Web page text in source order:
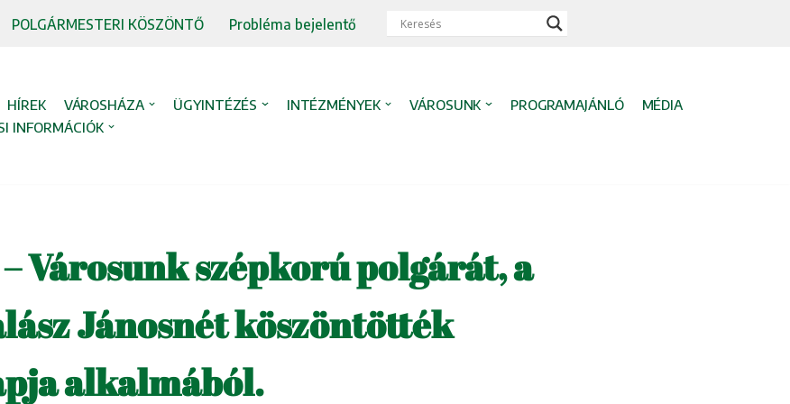
POLGÁRMESTERI KÖSZÖNTŐ Probléma bejelentő
HÍREK VÁROSHÁZA ÜGYINTÉZÉS INTÉZMÉNYEK VÁROSUNK PROGRAMAJÁNLÓ
MÉDIA
INFORMÁCIÓK
Városunk szépkorú polgárát, a
Jánosnét köszöntötték
alkalmából.